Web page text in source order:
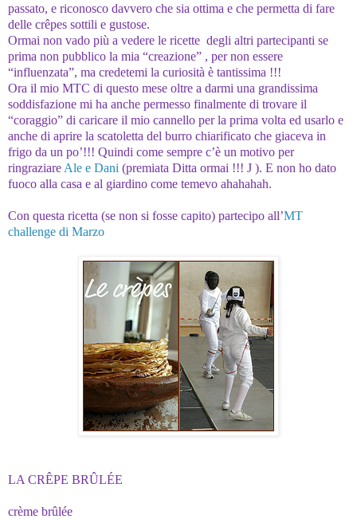
passato, e riconosco davvero che sia ottima e che permetta di fare
delle crêpes sottili e gustose.
Ormai non vado più a vedere le ricette degli altri partecipanti se
prima non pubblico la mia “creazione” , per non essere
“influenzata”, ma credetemi la curiosità è tantissima !!!
Ora il mio MTC di questo mese oltre a darmi una grandissima
soddisfazione mi ha anche permesso finalmente di trovare il
“coraggio” di caricare il mio cannello per la prima volta ed usarlo e
anche di aprire la scatoletta del burro chiarificato che giaceva in
frigo da un po’!!! Quindi come sempre c’è un motivo per
ringraziare Ale e Dani (premiata Ditta ormai !!! J ). E non ho dato
fuoco alla casa e al giardino come temevo ahahahah.
Con questa ricetta (se non si fosse capito) partecipo all’MT
challenge di Marzo
LA CRÊPE BRÛLÉE
crème brûlée